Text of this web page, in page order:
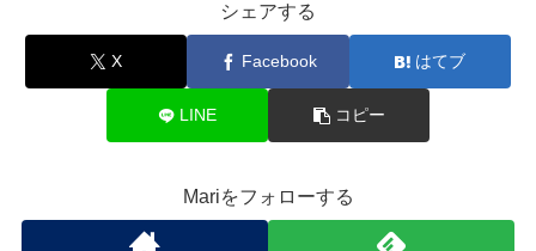
シェアする
X Facebook はてブ
LINE コピー
Mariをフォローする